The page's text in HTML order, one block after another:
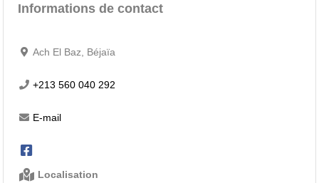
Informations de contact
Ach El Baz, Béjaïa
+213 560 040 292
E-mail
Localisation